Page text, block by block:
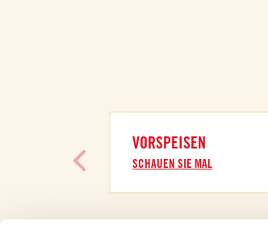
VORSPEISEN
SCHAUEN SIE MAL